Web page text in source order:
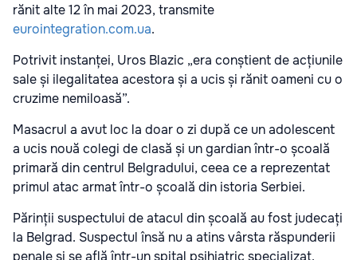
rănit alte 12 în mai 2023, transmite
eurointegration.com.ua.
Potrivit instanței, Uros Blazic „era conștient de acțiunile
sale și ilegalitatea acestora și a ucis și rănit oameni cu o
cruzime nemiloasă”.
Masacrul a avut loc la doar o zi după ce un adolescent
a ucis nouă colegi de clasă și un gardian într-o școală
primară din centrul Belgradului, ceea ce a reprezentat
primul atac armat într-o școală din istoria Serbiei.
Părinții suspectului de atacul din școală au fost judecați
la Belgrad. Suspectul însă nu a atins vârsta răspunderii
penale și se află într-un spital psihiatric specializat.